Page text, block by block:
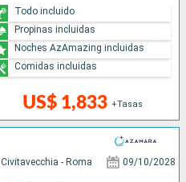
US$ 1,833 +Tasas
Todo incluido
Propinas incluidas
Noches AzAmazing incluidas
Comidas incluidas
Civitavecchia - Roma 09/10/2028